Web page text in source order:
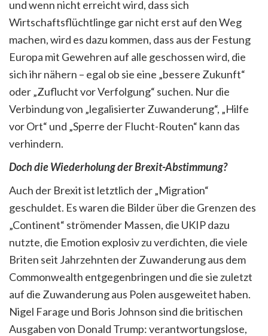
und wenn nicht erreicht wird, dass sich
Wirtschaftsflüchtlinge gar nicht erst auf den Weg
machen, wird es dazu kommen, dass aus der Festung
Europa mit Gewehren auf alle geschossen wird, die
sich ihr nähern – egal ob sie eine „bessere Zukunft“
oder „Zuflucht vor Verfolgung“ suchen. Nur die
Verbindung von „legalisierter Zuwanderung“, „Hilfe
vor Ort“ und „Sperre der Flucht-Routen“ kann das
verhindern.
Doch die Wiederholung der Brexit-Abstimmung?
Auch der Brexit ist letztlich der „Migration“
geschuldet. Es waren die Bilder über die Grenzen des
„Continent“ strömender Massen, die UKIP dazu
nutzte, die Emotion explosiv zu verdichten, die viele
Briten seit Jahrzehnten der Zuwanderung aus dem
Commonwealth entgegenbringen und die sie zuletzt
auf die Zuwanderung aus Polen ausgeweitet haben.
Nigel Farage und Boris Johnson sind die britischen
Ausgaben von Donald Trump: verantwortungslose,